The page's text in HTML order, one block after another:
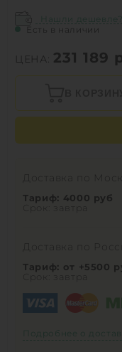
Нашли дешевле?
Есть в наличии
ЦЕНА: 231 189
Доставка по
Тариф: 4000 руб
Срок: завтра
Доставка по
Тариф: от +5500
Срок: завтра
Подробнее о